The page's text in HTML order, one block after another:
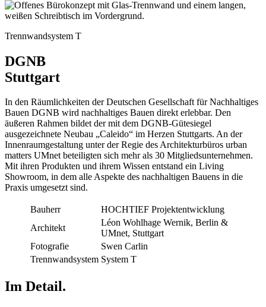
Trennwandsystem T
DGNB
Stuttgart
In den Räumlichkeiten der Deutschen Gesellschaft für Nachhaltiges
Bauen DGNB wird nachhaltiges Bauen direkt erlebbar. Den
äußeren Rahmen bildet der mit dem DGNB-Gütesiegel
ausgezeichnete Neubau „Caleido“ im Herzen Stuttgarts. An der
Innenraumgestaltung unter der Regie des Architekturbüros urban
matters UMnet beteiligten sich mehr als 30 Mitgliedsunternehmen.
Mit ihren Produkten und ihrem Wissen entstand ein Living
Showroom, in dem alle Aspekte des nachhaltigen Bauens in die
Praxis umgesetzt sind.
Bauherr
HOCHTIEF Projektentwicklung
Architekt
Léon Wohlhage Wernik, Berlin &
UMnet, Stuttgart
Fotografie
Swen Carlin
Trennwandsystem System T
Im Detail.